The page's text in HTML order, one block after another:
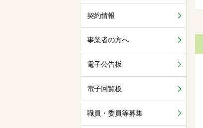
契約情報
事業者の方へ
電子公告板
電子回覧板
職員・委員等募集